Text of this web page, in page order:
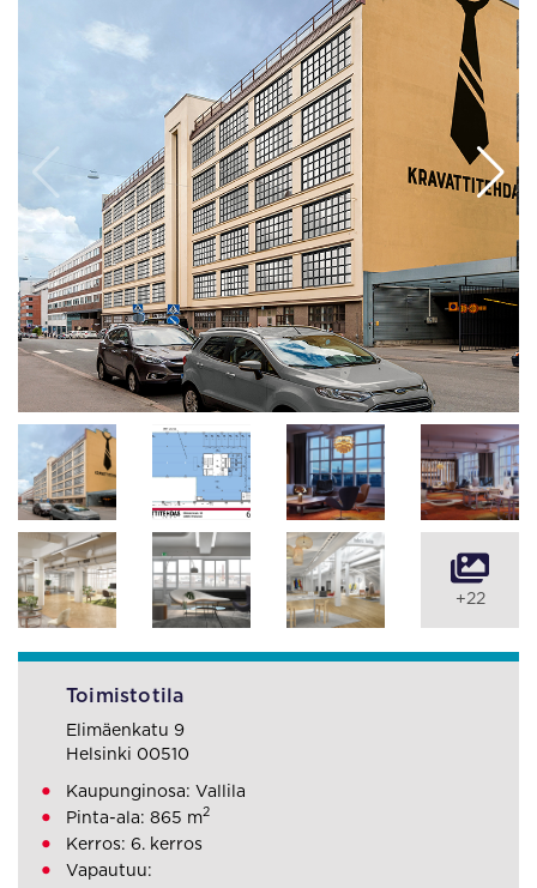
+22
Toimistotila
Elimäenkatu 9
Helsinki 00510
Kaupunginosa: Vallila
Pinta-ala: 865 m2
Kerros: 6. kerros
Vapautuu: